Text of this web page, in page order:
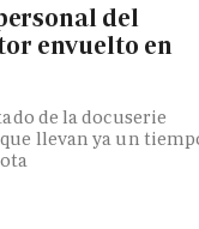
del
envuelto en
de la docuserie
llevan ya un